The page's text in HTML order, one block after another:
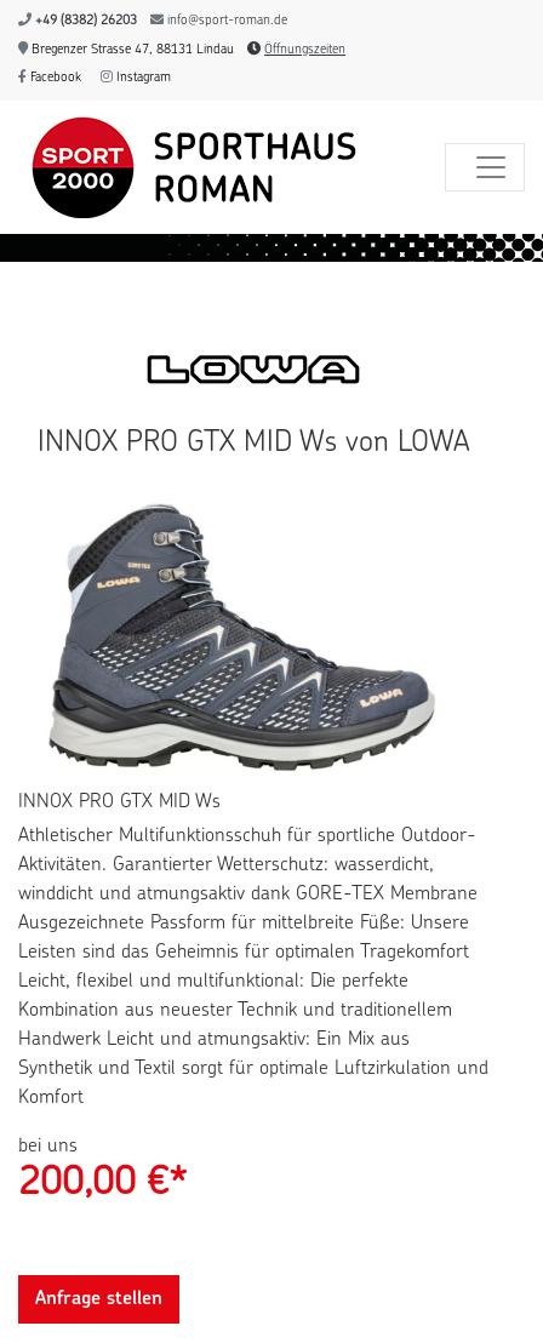
+49 (8382) 26203 info@sport-roman.de
Bregenzer Strasse 47, 88131 Lindau Öffnungszeiten
Facebook Instagram
INNOX PRO GTX MID Ws von LOWA
INNOX PRO GTX MID Ws
Athletischer Multifunktionsschuh für sportliche Outdoor-
Aktivitäten. Garantierter Wetterschutz: wasserdicht,
winddicht und atmungsaktiv dank GORE-TEX Membrane
Ausgezeichnete Passform für mittelbreite Füße: Unsere
Leisten sind das Geheimnis für optimalen Tragekomfort
Leicht, flexibel und multifunktional: Die perfekte
Kombination aus neuester Technik und traditionellem
Handwerk Leicht und atmungsaktiv: Ein Mix aus
Synthetik und Textil sorgt für optimale Luftzirkulation und
Komfort
bei uns
200,00 €*
Anfrage stellen